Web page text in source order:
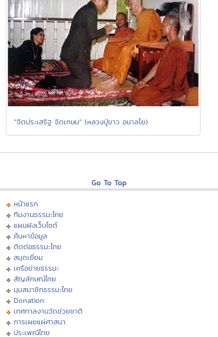
"จิตประเสริฐ จิตเกษม" (หลวงปู่ขาว อนาลโย)
Go To Top
หน้าแรก
ทีมงานธรรมะไทย
แผนผังเว็บไซต์
ค้นหาข้อมูล
ติดต่อธรรมะไทย
สมุดเยี่ยม
เครือข่ายธรรมะ
สัญลักษณ์ไทย
มุมสมาชิกธรรมะไทย
Donation
เทศกาลงานวัดช่วยชาติ
การเผยแผ่ศาสนา
ประเพณีไทย